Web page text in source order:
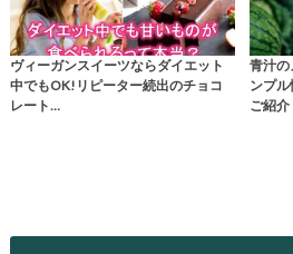
ヴィーガンスイーツならダイエット
中でもOK!リピーター続出のチョコ
レート…
青汁の
ンプ
ご紹介